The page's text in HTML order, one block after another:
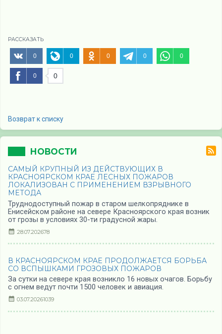
РАССКАЗАТЬ
0 0 0 0 0
0 0
Возврат к списку
НОВОСТИ
САМЫЙ КРУПНЫЙ ИЗ ДЕЙСТВУЮЩИХ В
КРАСНОЯРСКОМ КРАЕ ЛЕСНЫХ ПОЖАРОВ
ЛОКАЛИЗОВАН С ПРИМЕНЕНИЕМ ВЗРЫВНОГО
МЕТОДА
Труднодоступный пожар в старом шелкопряднике в
Енисейском районе на севере Красноярского края возник
от грозы в условиях 30-ти градусной жары.
28.07.202678
В КРАСНОЯРСКОМ КРАЕ ПРОДОЛЖАЕТСЯ БОРЬБА
СО ВСПЫШКАМИ ГРОЗОВЫХ ПОЖАРОВ
За сутки на севере края возникло 16 новых очагов. Борьбу
с огнем ведут почти 1500 человек и авиация.
03.07.20261039